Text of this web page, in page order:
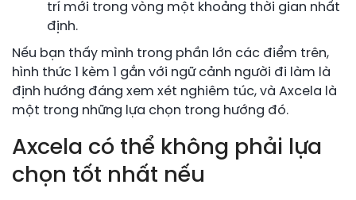
trí mới trong vòng một khoảng thời gian nhất
định.
Nếu bạn thấy mình trong phần lớn các điểm trên,
hình thức 1 kèm 1 gắn với ngữ cảnh người đi làm là
định hướng đáng xem xét nghiêm túc, và Axcela là
một trong những lựa chọn trong hướng đó.
Axcela có thể không phải lựa
chọn tốt nhất nếu